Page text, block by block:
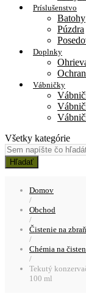
Príslušenstvo
Batohy
Púzdra
Doplnky
Vábničky
Všetky kategórie
Hľadať
Domov
/
Obchod
/
Čistenie na zbraň
/
Chémia na
/
Tekutý
100 ml